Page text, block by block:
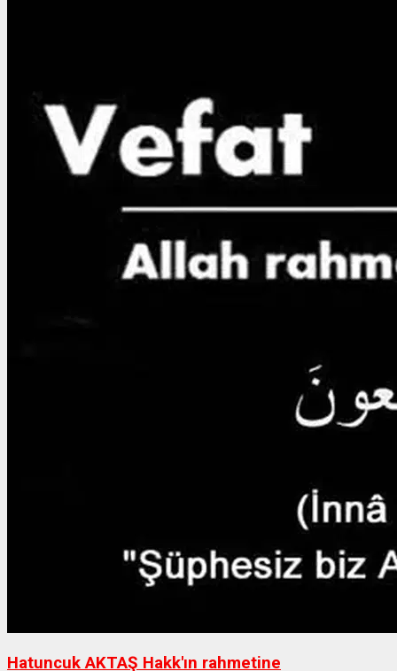
Hatuncuk AKTAŞ Hakk'ın rahmetine